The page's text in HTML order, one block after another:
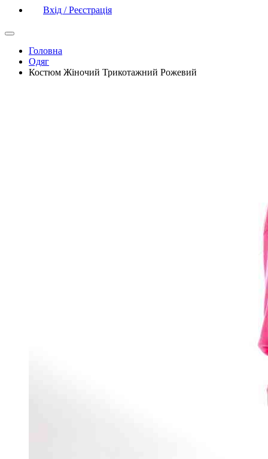
Вхід / Реєстрація
Головна
Одяг
Костюм Жіночий Трикотажний Рожевий